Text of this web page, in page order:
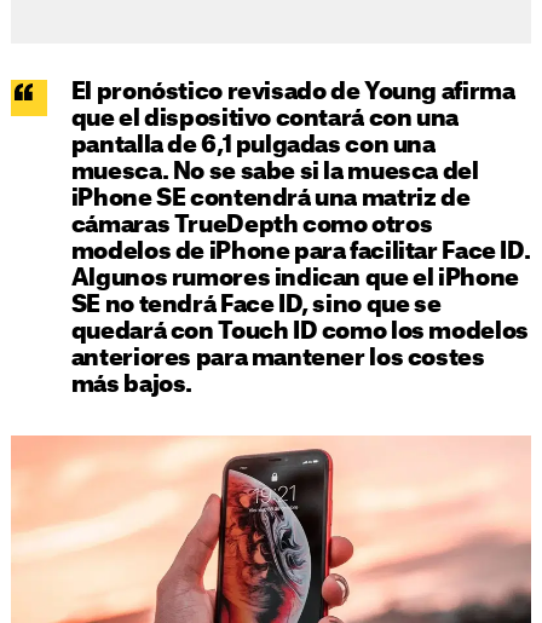
El pronóstico revisado de Young afirma
que el dispositivo contará con una
pantalla de 6,1 pulgadas con una
muesca. No se sabe si la muesca del
iPhone SE contendrá una matriz de
cámaras TrueDepth como otros
modelos de iPhone para facilitar Face ID.
Algunos rumores indican que el iPhone
SE no tendrá Face ID, sino que se
quedará con Touch ID como los modelos
anteriores para mantener los costes
más bajos.